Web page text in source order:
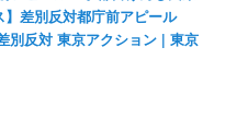
】差別反対都庁前アピール
別反対 東京アクション | 東京